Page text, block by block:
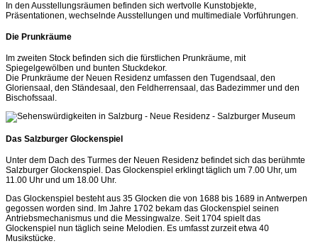
In den Ausstellungsräumen befinden sich wertvolle Kunstobjekte,
Präsentationen, wechselnde Ausstellungen und multimediale Vorführungen.
Die Prunkräume
Im zweiten Stock befinden sich die fürstlichen Prunkräume, mit
Spiegelgewölben und bunten Stuckdekor.
Die Prunkräume der Neuen Residenz umfassen den Tugendsaal, den
Gloriensaal, den Ständesaal, den Feldherrensaal, das Badezimmer und den
Bischofssaal.
Das Salzburger Glockenspiel
Unter dem Dach des Turmes der Neuen Residenz befindet sich das berühmte
Salzburger Glockenspiel. Das Glockenspiel erklingt täglich um 7.00 Uhr, um
11.00 Uhr und um 18.00 Uhr.
Das Glockenspiel besteht aus 35 Glocken die von 1688 bis 1689 in Antwerpen
gegossen worden sind. Im Jahre 1702 bekam das Glockenspiel seinen
Antriebsmechanismus und die Messingwalze. Seit 1704 spielt das
Glockenspiel nun täglich seine Melodien. Es umfasst zurzeit etwa 40
Musikstücke.